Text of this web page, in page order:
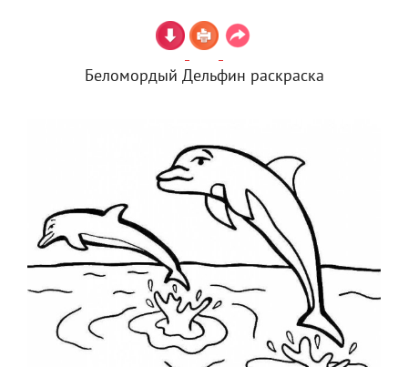
Беломордый Дельфин раскраска